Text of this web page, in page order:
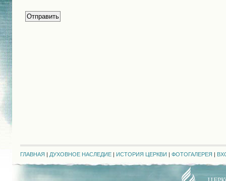
ГЛАВНАЯ | ДУХОВНОЕ НАСЛЕДИЕ | ИСТОРИЯ ЦЕРКВИ | ФОТОГАЛЕРЕЯ |